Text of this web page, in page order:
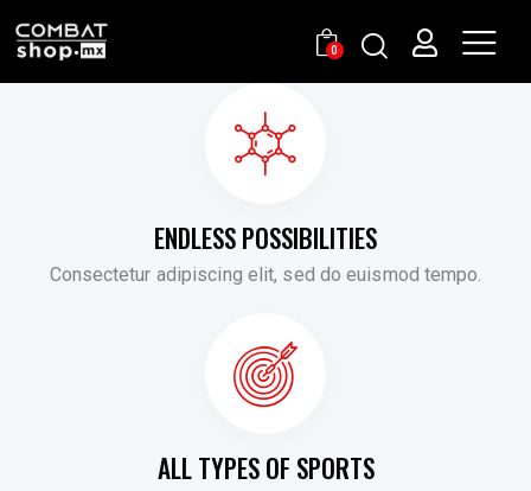
0
ENDLESS POSSIBILITIES
Consectetur adipiscing elit, sed do euismod tempo.
ALL TYPES OF SPORTS